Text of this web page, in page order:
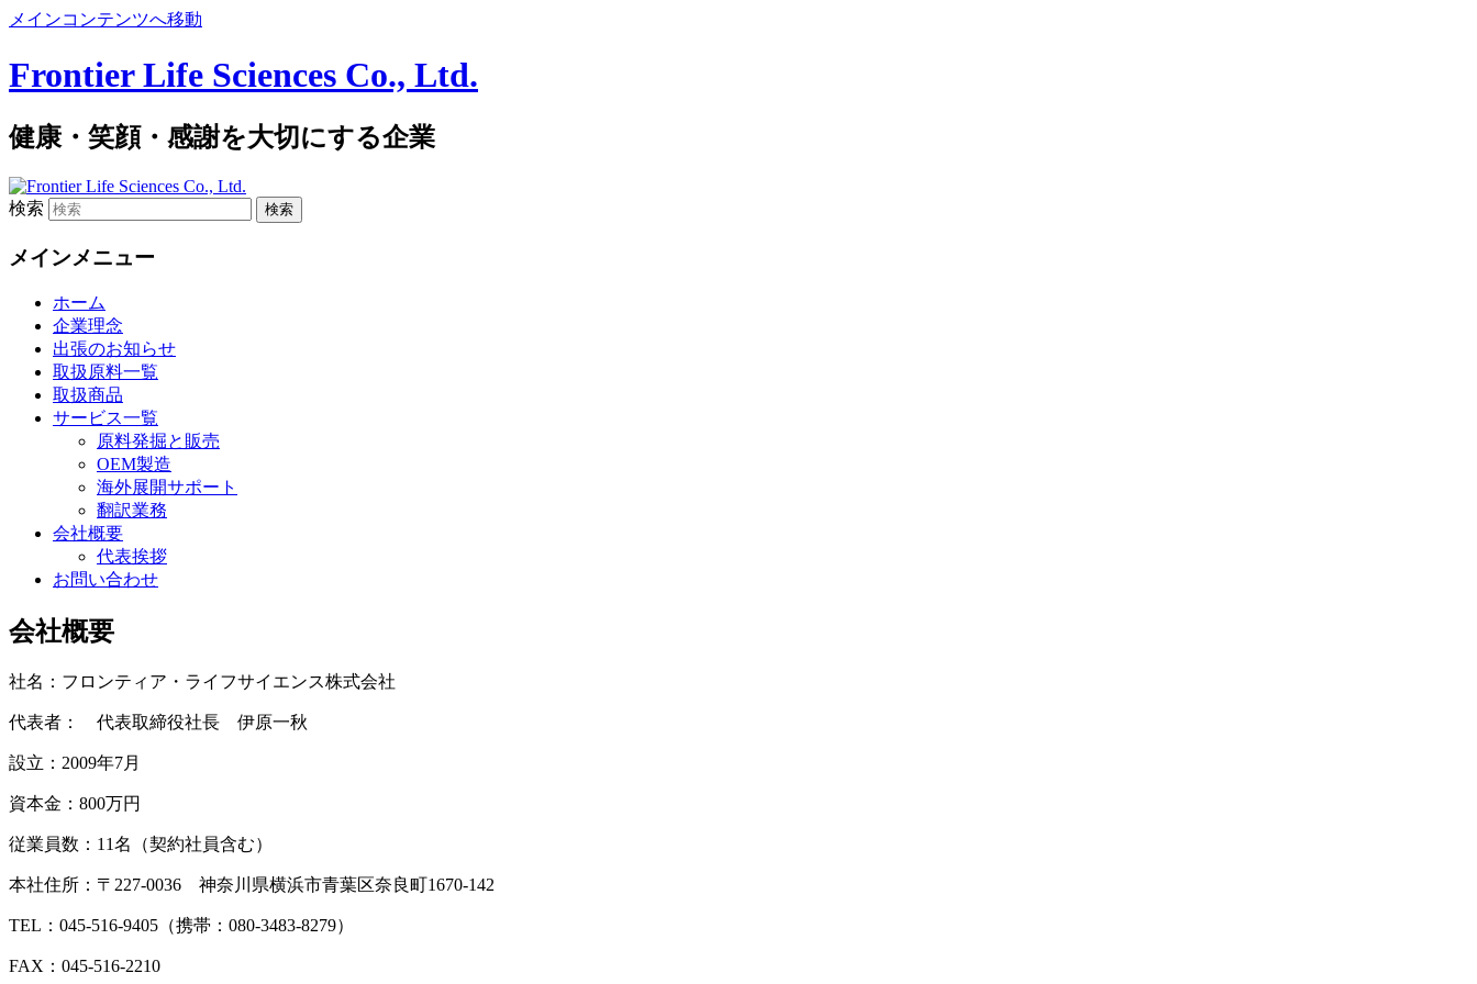
メインコンテンツへ移動
Frontier Life Sciences Co., Ltd.
健康・笑顔・感謝を大切にする企業
検索
メインメニュー
ホーム
企業理念
出張のお知らせ
取扱原料一覧
取扱商品
サービス一覧
原料発掘と販売
OEM製造
海外展開サポート
翻訳業務
会社概要
代表挨拶
お問い合わせ
会社概要
社名：フロンティア・ライフサイエンス株式会社
代表者： 代表取締役社長 伊原一秋
設立：2009年7月
資本金：800万円
従業員数：11名（契約社員含む）
本社住所：〒227-0036 神奈川県横浜市青葉区奈良町1670-142
TEL：045-516-9405（携帯：080-3483-8279）
FAX：045-516-2210